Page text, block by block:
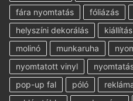
fára nyomtatás
fóliázás
helyszíni dekorálás
kiállítás
molinó
munkaruha
nyomtatott vinyl
pop-up fal
póló